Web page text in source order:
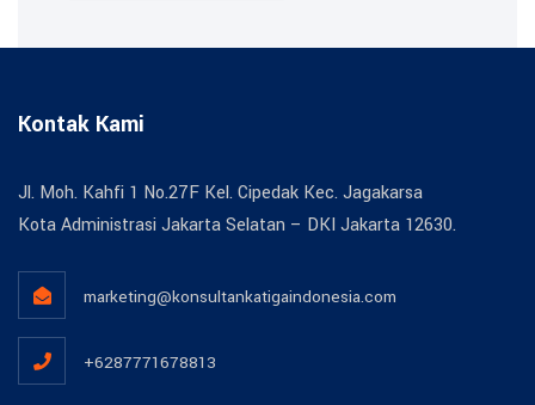
Kontak Kami
Jl. Moh. Kahfi 1 No.27F Kel. Cipedak Kec. Jagakarsa
Kota Administrasi Jakarta Selatan – DKI Jakarta 12630.
marketing@konsultankatigaindonesia.com
+6287771678813